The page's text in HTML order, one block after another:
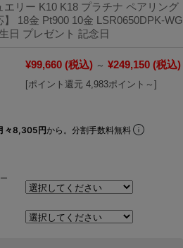
エリー K10 K18 プラチナ ペアリング
】 18金 Pt900 10金 LSR0650DPK-WG
日 プレゼント 記念日
¥99,660 (税込) ～ ¥249,150 (税込)
[ポイント還元 4,983ポイント～]
々8,305円から。分割手数料無料